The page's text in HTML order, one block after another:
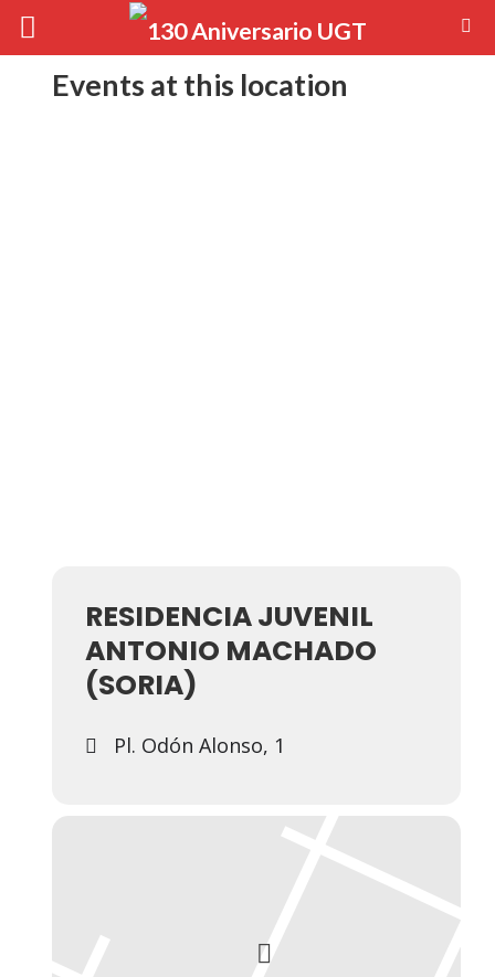
Events at this location
RESIDENCIA JUVENIL
ANTONIO MACHADO
(SORIA)
Pl. Odón Alonso, 1